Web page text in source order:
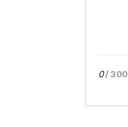
0/ 300